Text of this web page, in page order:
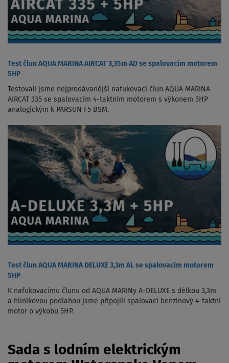
Test člun AQUA MARINA AIRCAT 3,35m AD se spalovacím motorem
5HP
Testovali jsme nejprodávanější nafukovací člun AQUA MARINA
AIRCAT 335 se spalovacím 4-taktním motorem s výkonem 5HP
analogickým k PARSUN F5 BSM.
Test člun AQUA MARINA DELUXE 3,3m AL se spalovacím motorem
5HP
K nafukovacímu člunu od AQUA MARINy A-DELUXE s délkou 3,3m
a hliníkovou podlahou jsme připojili spalovací benzínový 4-taktní
motor o výkobu 5HP.
Sada s lodním elektrickým